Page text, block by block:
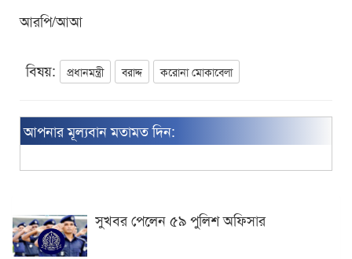
আরপি/আআ
বিষয়: প্রধানমন্ত্রী বরাদ্দ করোনা মোকাবেলা
আপনার মূল্যবান মতামত দিন:
সুখবর পেলেন ৫৯ পুলিশ অফিসার